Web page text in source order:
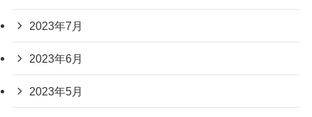
2023年7月
2023年6月
2023年5月